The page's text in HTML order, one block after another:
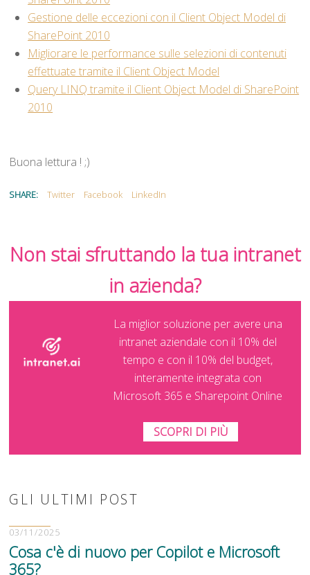
Gestione delle eccezioni con il Client Object Model di
SharePoint 2010
Migliorare le performance sulle selezioni di contenuti
effettuate tramite il Client Object Model
Query LINQ tramite il Client Object Model di SharePoint
2010
Buona lettura ! ;)
SHARE: Twitter Facebook LinkedIn
Non stai sfruttando la tua intranet
in azienda?
La miglior soluzione per avere una
intranet aziendale con il 10% del
tempo e con il 10% del budget,
interamente integrata con
Microsoft 365 e Sharepoint Online
SCOPRI DI PIÙ
GLI ULTIMI POST
03/11/2025
Cosa c'è di nuovo per Copilot e Microsoft
365?